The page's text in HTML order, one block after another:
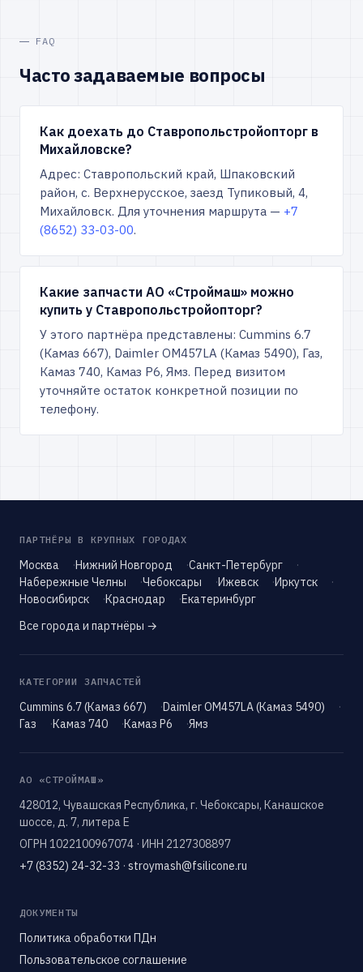
FAQ
Часто задаваемые вопросы
Как доехать до Ставропольстройопторг в
Михайловске?
Адрес: Ставропольский край, Шпаковский
район, с. Верхнерусское, заезд Тупиковый, 4,
Михайловск. Для уточнения маршрута — +7
(8652) 33-03-00.
Какие запчасти АО «Строймаш» можно
купить у Ставропольстройопторг?
У этого партнёра представлены: Cummins 6.7
(Камаз 667), Daimler OM457LA (Камаз 5490), Газ,
Камаз 740, Камаз Р6, Ямз. Перед визитом
уточняйте остаток конкретной позиции по
телефону.
ПАРТНЁРЫ В КРУПНЫХ ГОРОДАХ
Москва Нижний Новгород
Санкт-Петербург
Набережные Челны
Чебоксары Ижевск
Иркутск
Новосибирск
Краснодар
Екатеринбург
Все города и партнёры →
КАТЕГОРИИ ЗАПЧАСТЕЙ
Cummins 6.7 (Камаз 667)
Daimler OM457LA (Камаз 5490)
Газ
Камаз 740 Камаз Р6 Ямз
АО «СТРОЙМАШ»
428012, Чувашская Республика, г. Чебоксары, Канашское
шоссе, д. 7, литера Е
ОГРН 1022100967074 · ИНН 2127308897
+7 (8352) 24-32-33 · stroymash@fsilicone.ru
ДОКУМЕНТЫ
Политика обработки ПДн
Пользовательское соглашение